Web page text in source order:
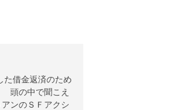
借金返済のため
頭の中で聞こえ
ンのＳＦアクシ